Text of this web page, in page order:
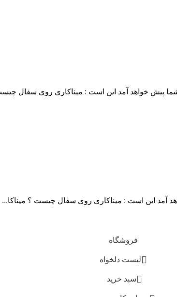
پیش خواهد آمد این است : میناکاری روی سفال
آمد این است : میناکاری روی سفال چیست ؟ میناکا...
فروشگاه
لیست دلخواه
0 سبد خرید